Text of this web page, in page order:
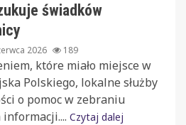
świadków
2026 189
które miało miejsce w
Polskiego, lokalne służby
o pomoc w zebraniu
Czytaj dalej